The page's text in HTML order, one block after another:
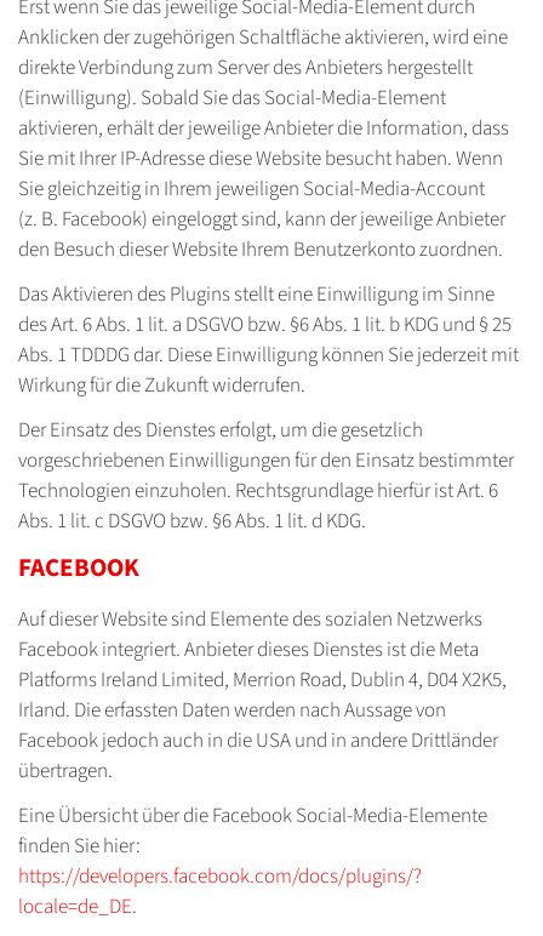
Erst wenn Sie das jeweilige Social-Media-Element durch
Anklicken der zugehörigen Schaltfläche aktivieren, wird eine
direkte Verbindung zum Server des Anbieters hergestellt
(Einwilligung). Sobald Sie das Social-Media-Element
aktivieren, erhält der jeweilige Anbieter die Information, dass
Sie mit Ihrer IP-Adresse diese Website besucht haben. Wenn
Sie gleichzeitig in Ihrem jeweiligen Social-Media-Account
(z. B. Facebook) eingeloggt sind, kann der jeweilige Anbieter
den Besuch dieser Website Ihrem Benutzerkonto zuordnen.
Das Aktivieren des Plugins stellt eine Einwilligung im Sinne
des Art. 6 Abs. 1 lit. a DSGVO bzw. §6 Abs. 1 lit. b KDG und § 25
Abs. 1 TDDDG dar. Diese Einwilligung können Sie jederzeit mit
Wirkung für die Zukunft widerrufen.
Der Einsatz des Dienstes erfolgt, um die gesetzlich
vorgeschriebenen Einwilligungen für den Einsatz bestimmter
Technologien einzuholen. Rechtsgrundlage hierfür ist Art. 6
Abs. 1 lit. c DSGVO bzw. §6 Abs. 1 lit. d KDG.
FACEBOOK
Auf dieser Website sind Elemente des sozialen Netzwerks
Facebook integriert. Anbieter dieses Dienstes ist die Meta
Platforms Ireland Limited, Merrion Road, Dublin 4, D04 X2K5,
Irland. Die erfassten Daten werden nach Aussage von
Facebook jedoch auch in die USA und in andere Drittländer
übertragen.
Eine Übersicht über die Facebook Social-Media-Elemente
finden Sie hier:
https://developers.facebook.com/docs/plugins/?
locale=de_DE.